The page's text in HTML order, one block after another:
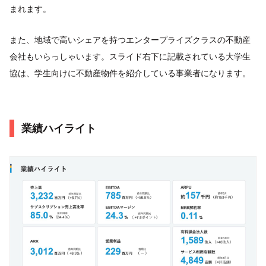
まれます。
また、地域で高いシェアを持つエンタープライズクラスの不動産
会社もいらっしゃいます。スライド右下に記載されている大学生
協は、学生向けに不動産物件を紹介している事業者になります。
業績ハイライト